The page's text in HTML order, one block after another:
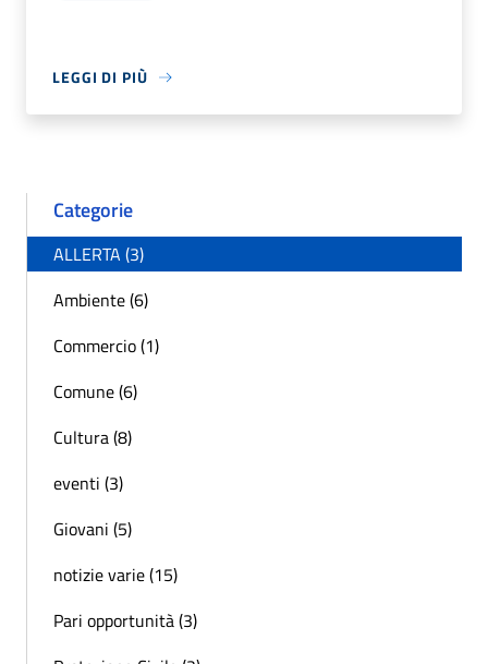
LEGGI DI PIÙ
Categorie
ALLERTA (3)
Ambiente (6)
Commercio (1)
Comune (6)
Cultura (8)
eventi (3)
Giovani (5)
notizie varie (15)
Pari opportunità (3)